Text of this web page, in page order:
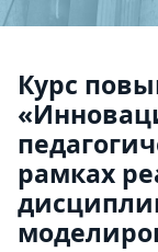
Курс
рамках